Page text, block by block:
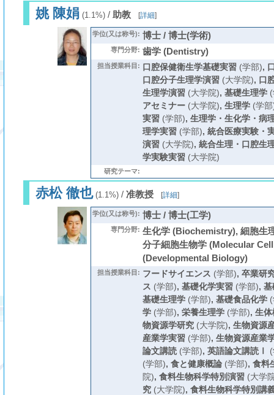
姚 陳娟 (1.1%)/ 助教 [詳細]
学位(又は称号): 博士 / 博士(学術)
専門分野: 歯学 (Dentistry)
担当授業科目: 口腔保健衛生学基礎実習(学部),
口腔分子生理学演習(大学院), 口
生理学演習(大学院), 基礎生理学(
アセミナー(大学院), 生理学(学部
実習(学部), 生理学・生化学・病
理学実習(学部), 統合医療実験・
演習(大学院), 統合生理・口腔生
学実験実習(大学院)
研究テーマ:
赤松 徹也(1.1%)/ 准教授 [詳細]
学位(又は称号): 博士 / 博士(工学)
専門分野: 生化学 (Biochemistry), 細胞生
分子細胞生物学 (Molecular
(Developmental Biology)
担当授業科目: フードサイエンス (学部), 卒業研
ス (学部), 基礎化学実習(学部), 基
基礎生理学(学部), 基礎食品化学(
学(学部), 栄養生理学(学部), 生体
物資源学研究(大学院), 生物資源
産業学実習(学部), 生物資源産業
論文講読(学部), 英語論文講読Ⅰ
(学部), 食と健康概論(学部), 食料
院), 食料生物科学特別演習(大学
究(大学院), 食料生物科学特別講